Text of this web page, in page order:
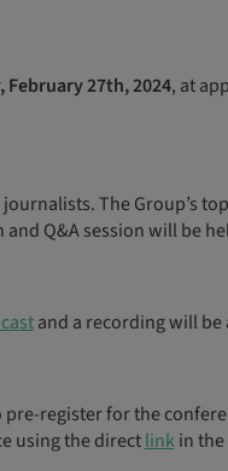
February 27th, 2024, at
The Group’s
Q&A session will be
and a recording will be
register for the
using the directlinkin the